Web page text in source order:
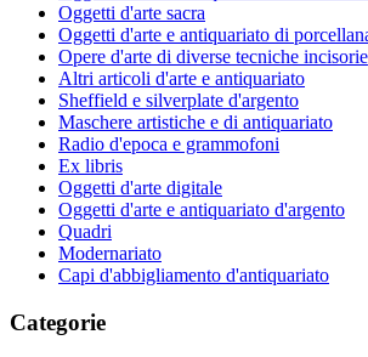
Oggetti d'arte sacra
Oggetti d'arte e antiquariato di
Opere d'arte di diverse tecniche incisorie
Altri articoli d'arte e antiquariato
Sheffield e silverplate d'argento
Maschere artistiche e di antiquariato
Radio d'epoca e grammofoni
Ex libris
Oggetti d'arte digitale
Oggetti d'arte e antiquariato d'argento
Quadri
Modernariato
Capi d'abbigliamento d'antiquariato
Categorie